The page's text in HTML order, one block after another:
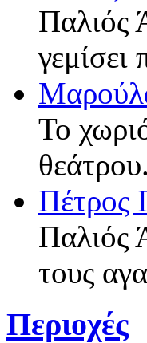
Παλιός
γεμίσει
Το
Πέτρος
Παλιός
τους
Περιοχές